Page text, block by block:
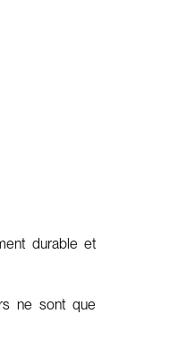
durable et
ne sont que